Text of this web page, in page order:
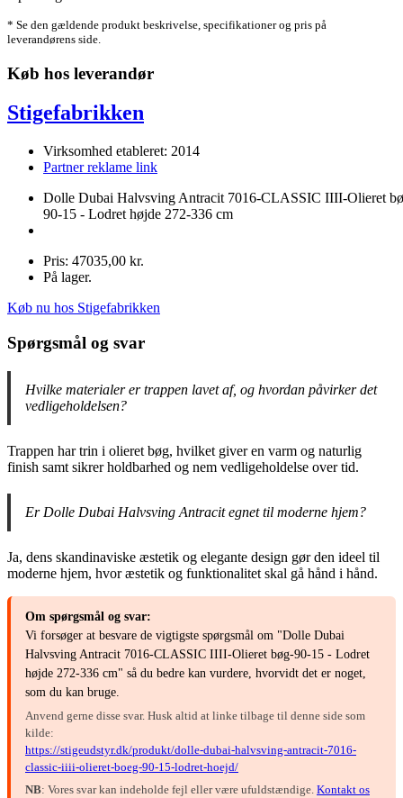
* Se den gældende produkt beskrivelse, specifikationer og pris på
leverandørens side.
Køb hos leverandør
Stigefabrikken
Virksomhed etableret: 2014
Partner reklame link
Dolle Dubai Halvsving Antracit 7016-CLASSIC IIII-Olieret
90-15 - Lodret højde 272-336 cm
Pris: 47035,00 kr.
På lager.
Køb nu hos Stigefabrikken
Spørgsmål og svar
Hvilke materialer er trappen lavet af, og hvordan påvirker det
vedligeholdelsen?
Trappen har trin i olieret bøg, hvilket giver en varm og naturlig
finish samt sikrer holdbarhed og nem vedligeholdelse over tid.
Er Dolle Dubai Halvsving Antracit egnet til moderne hjem?
Ja, dens skandinaviske æstetik og elegante design gør den ideel til
moderne hjem, hvor æstetik og funktionalitet skal gå hånd i hånd.
Om spørgsmål og svar:
Vi forsøger at besvare de vigtigste spørgsmål om "Dolle Dubai
Halvsving Antracit 7016-CLASSIC IIII-Olieret bøg-90-15 - Lodret
højde 272-336 cm" så du bedre kan vurdere, hvorvidt det er noget,
som du kan bruge.
Anvend gerne disse svar. Husk altid at linke tilbage til denne side som
kilde:
https://stigeudstyr.dk/produkt/dolle-dubai-halvsving-antracit-7016-
classic-iiii-olieret-boeg-90-15-lodret-hoejd/
NB: Vores svar kan indeholde fejl eller være ufuldstændige. Kontakt os